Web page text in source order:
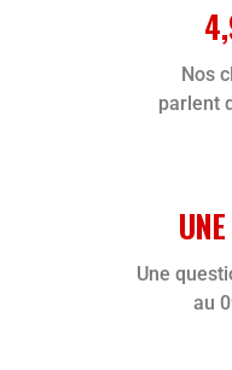
Nos
parlent
Une
au